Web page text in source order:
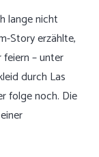
lange nicht
Story erzählte,
– unter
durch Las
folge noch. Die